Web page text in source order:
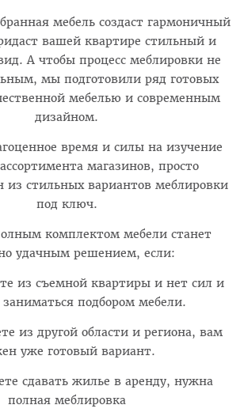
мебель создаст гармоничный
вашей квартире стильный и
А чтобы процесс меблировки не
мы подготовили ряд готовых
мебелью и современным
дизайном.
время и силы на изучение
магазинов, просто
из стильных вариантов меблировки
под ключ.
комплектом мебели станет
удачным решением, если:
из съемной квартиры и нет сил и
подбором мебели.
из другой области и региона, вам
уже готовый вариант.
сдавать жилье в аренду, нужна
полная меблировка